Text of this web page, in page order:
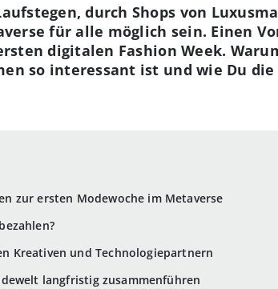
zur ersten Modewoche im Metaverse
Kreativen und Technologiepartnern
langfristig zusammenführen
durch Shops von
für alle möglich sein. Einen
digitalen Fashion Week.
so interessant ist und wie Du